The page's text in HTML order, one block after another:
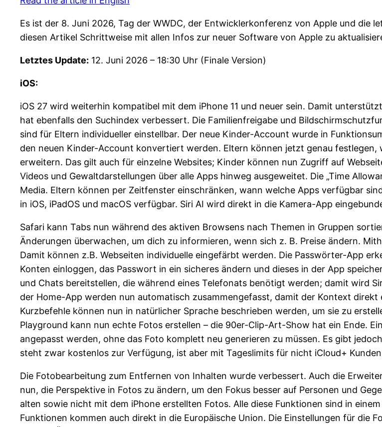
Es ist der 8. Juni 2026, Tag der WWDC, der Entwicklerkonferenz von Apple und die
diesen Artikel Schrittweise mit allen Infos zur neuer Software von Apple zu
Letztes Update: 12. Juni 2026 – 18:30 Uhr (Finale Version)
iOS:
iOS 27 wird weiterhin kompatibel mit dem iPhone 11 und neuer sein. Damit
hat ebenfalls den Suchindex verbessert. Die Familienfreigabe und
sind für Eltern individueller einstellbar. Der neue Kinder-Account wurde in
den neuen Kinder-Account konvertiert werden. Eltern können jetzt genau
erweitern. Das gilt auch für einzelne Websites; Kinder können nun Zugriff auf
Videos und Gewaltdarstellungen über alle Apps hinweg ausgeweitet. Die „Time
Media. Eltern können per Zeitfenster einschränken, wann welche Apps verfügbar
in iOS, iPadOS und macOS verfügbar. Siri AI wird direkt in die Kamera-App
Safari kann Tabs nun während des aktiven Browsens nach Themen in Gruppen
Änderungen überwachen, um dich zu informieren, wenn sich z. B. Preise ändern.
Damit können z.B. Webseiten individuelle eingefärbt werden. Die Passwörter-App
Konten einloggen, das Passwort in ein sicheres ändern und dieses in der App
und Chats bereitstellen, die während eines Telefonats benötigt werden; damit wird
der Home-App werden nun automatisch zusammengefasst, damit der Kontext
Kurzbefehle können nun in natürlicher Sprache beschrieben werden, um sie zu
Playground kann nun echte Fotos erstellen – die 90er-Clip-Art-Show hat ein Ende.
angepasst werden, ohne das Foto komplett neu generieren zu müssen. Es gibt
steht zwar kostenlos zur Verfügung, ist aber mit Tageslimits für nicht iCloud+
Die Fotobearbeitung zum Entfernen von Inhalten wurde verbessert. Auch die
nun, die Perspektive in Fotos zu ändern, um den Fokus besser auf Personen und
alten sowie nicht mit dem iPhone erstellten Fotos. Alle diese Funktionen sind in
Funktionen kommen auch direkt in die Europäische Union. Die Einstellungen für die